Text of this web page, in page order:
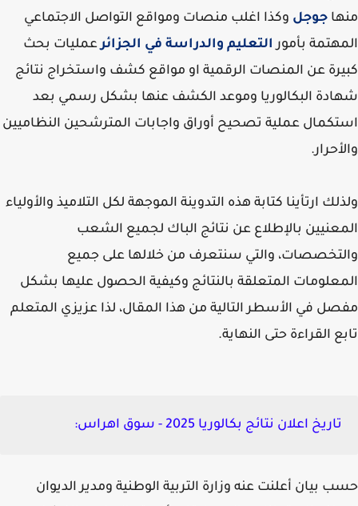
جوجلوكذا اغلب منصات ومواقع التواصل الاجتماعي
بأمور التعليم والدراسة في الجزائرعمليات بحث
عن المنصات الرقمية او مواقع كشف واستخراج نتائج
البكالوريا وموعد الكشف عنها بشكل رسمي بعد
عملية تصحيح أوراق واجابات المترشحين النظاميين
ارتأينا كتابة هذه التدوينة الموجهة لكل التلاميذ والأولياء
بالإطلاع عن نتائج الباك لجميع الشعب
والتي سنتعرف من خلالها على جميع
المتعلقة بالنتائج وكيفية الحصول عليها بشكل
في الأسطر التالية من هذا المقال، لذا عزيزي المتعلم
القراءة حتى النهاية.
تاريخ اعلان نتائج بكالوريا 2025 - سوق اهراس:
بيان أعلنت عنه وزارة التربية الوطنية ومدير الديوان